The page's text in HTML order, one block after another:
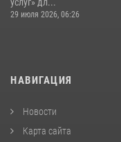
29 июля 2026, 06:26
НАВИГАЦИЯ
Новости
Карта сайта